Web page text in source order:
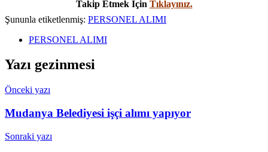
Takip Etmek İçin Tıklayınız.
Şununla etiketlenmiş: PERSONEL ALIMI
PERSONEL ALIMI
Yazı gezinmesi
Önceki yazı
Mudanya Belediyesi işçi alımı yapıyor
Sonraki yazı